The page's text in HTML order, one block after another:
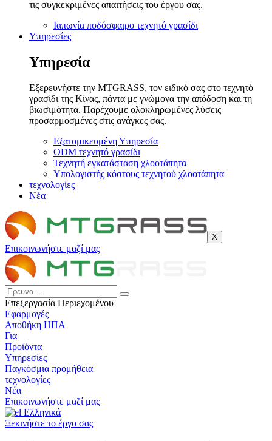
τις συγκεκριμένες απαιτήσεις του έργου σας.
Ιαπωνία ποδόσφαιρο τεχνητό γρασίδι
Υπηρεσίες
Υπηρεσία
Εξερευνήστε την MTGRASS, τον ειδικό σας στο τεχνητό
γρασίδι της Κίνας, πάντα με γνώμονα την απόδοση και τη
βιωσιμότητα. Παρέχουμε ολοκληρωμένες λύσεις
προσαρμοσμένες στις ανάγκες σας.
Εξατομικευμένη Υπηρεσία
ODM τεχνητό γρασίδι
Τεχνητή εγκατάσταση χλοοτάπητα
Υπολογιστής κόστους τεχνητού χλοοτάπητα
τεχνολογίες
Νέα
Χ
Επικοινωνήστε μαζί μας
Επεξεργασία Περιεχομένου
Εφαρμογές
Αποθήκη ΗΠΑ
Για
Προϊόντα
Υπηρεσίες
Παγκόσμια προμήθεια
τεχνολογίες
Νέα
Επικοινωνήστε μαζί μας
Ελληνικά
Ξεκινήστε το έργο σας